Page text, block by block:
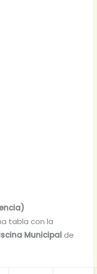
tabla con la
Municipalde